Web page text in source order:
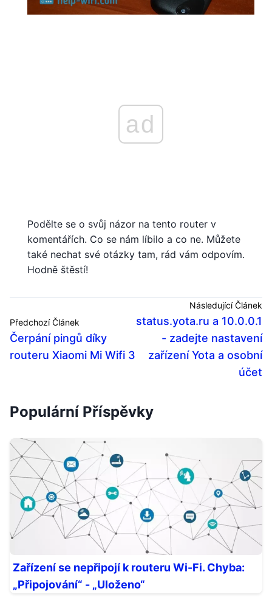
ad
Podělte se o svůj názor na tento router v
komentářích. Co se nám líbilo a co ne. Můžete
také nechat své otázky tam, rád vám odpovím.
Hodně štěstí!
Předchozí Článek
Čerpání pingů díky
routeru Xiaomi Mi Wifi 3
Následující Článek
status.yota.ru a 10.0.0.1
- zadejte nastavení
zařízení Yota a osobní
účet
Populární Příspěvky
Zařízení se nepřipojí k routeru Wi-Fi. Chyba:
„Připojování“ - „Uloženo“